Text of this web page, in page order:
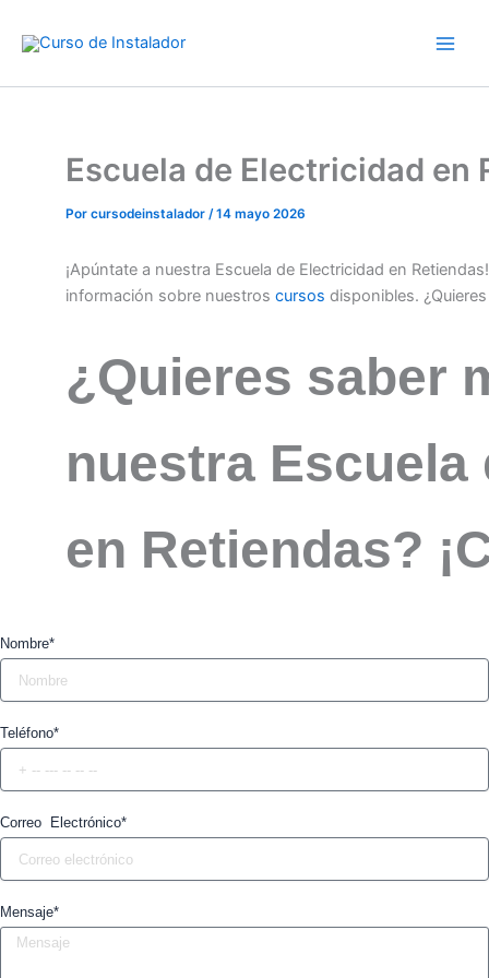
Escuela de Electricidad en
Por cursodeinstalador /14 mayo 2026
¡Apúntate a nuestra Escuela de Electricidad en
información sobre nuestros cursos disponibles.
¿Quieres saber
nuestra
en Retiendas?
Nombre*
Teléfono*
Correo Electrónico*
Mensaje*